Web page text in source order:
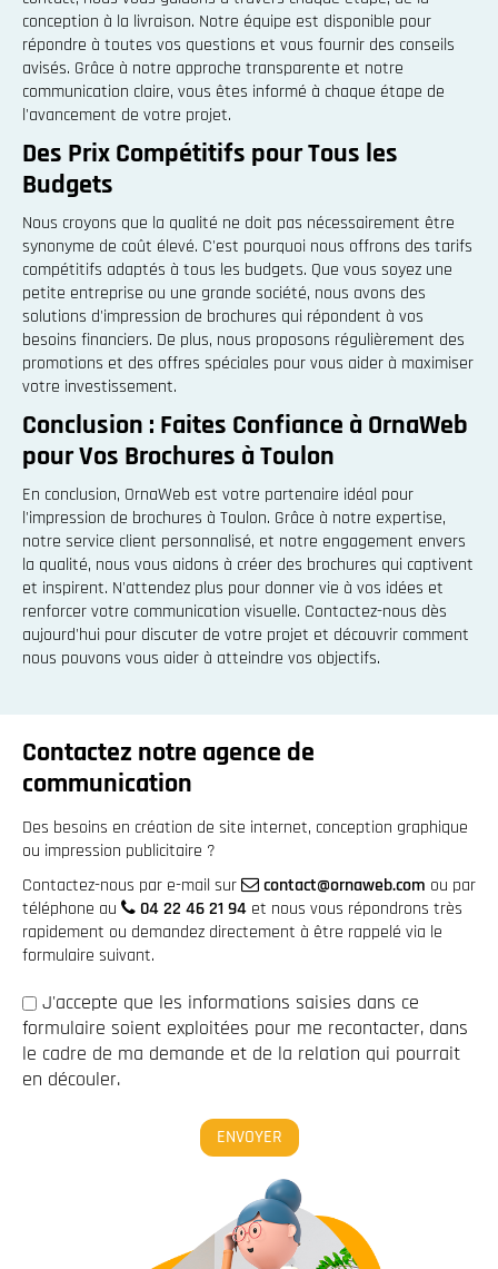
conception à la livraison. Notre équipe est disponible pour
répondre à toutes vos questions et vous fournir des conseils
avisés. Grâce à notre approche transparente et notre
communication claire, vous êtes informé à chaque étape de
l'avancement de votre projet.
Des Prix Compétitifs pour Tous les
Budgets
Nous croyons que la qualité ne doit pas nécessairement être
synonyme de coût élevé. C'est pourquoi nous offrons des tarifs
compétitifs adaptés à tous les budgets. Que vous soyez une
petite entreprise ou une grande société, nous avons des
solutions d'impression de brochures qui répondent à vos
besoins financiers. De plus, nous proposons régulièrement des
promotions et des offres spéciales pour vous aider à maximiser
votre investissement.
Conclusion : Faites Confiance à OrnaWeb
pour Vos Brochures à Toulon
En conclusion, OrnaWeb est votre partenaire idéal pour
l'impression de brochures à Toulon. Grâce à notre expertise,
notre service client personnalisé, et notre engagement envers
la qualité, nous vous aidons à créer des brochures qui captivent
et inspirent. N'attendez plus pour donner vie à vos idées et
renforcer votre communication visuelle. Contactez-nous dès
aujourd'hui pour discuter de votre projet et découvrir comment
nous pouvons vous aider à atteindre vos objectifs.
Contactez notre agence de
communication
Des besoins en création de site internet, conception graphique
ou impression publicitaire ?
Contactez-nous par e-mail sur
contact@ornaweb.com ou par
téléphone au
04 22 46 21 94 et nous vous répondrons très
rapidement ou demandez directement à être rappelé via le
formulaire suivant.
J'accepte que les informations saisies dans ce
formulaire soient exploitées pour me recontacter, dans
le cadre de ma demande et de la relation qui pourrait
en découler.